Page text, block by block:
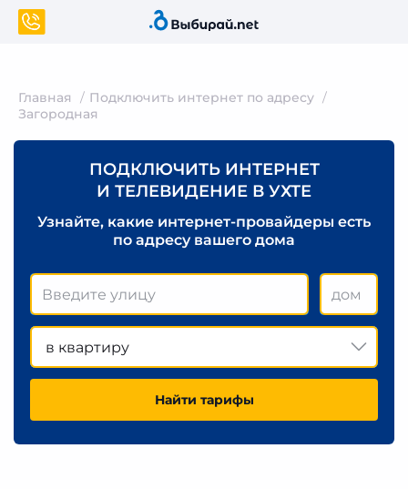
Главная
Подключить интернет по адресу
Загородная
ПОДКЛЮЧИТЬ ИНТЕРНЕТ
И ТЕЛЕВИДЕНИЕ В УХТЕ
Узнайте, какие интернет-провайдеры есть
по адресу вашего дома
в квартиру
Найти тарифы